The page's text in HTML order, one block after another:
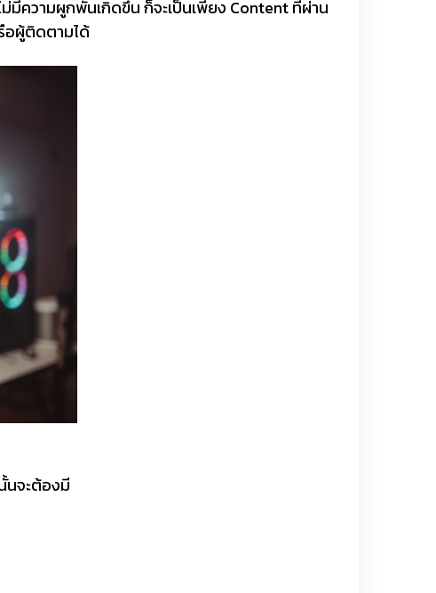
มีความผูกพันเกิดขึ้น ก็จะเป็นเพียง Content ที่ผ่าน
อผู้ติดตามได้
นจะต้องมี